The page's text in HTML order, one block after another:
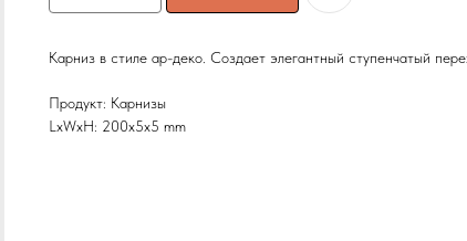
Карниз в стиле ар-деко. Создает элегантный ступенчатый
Продукт: Карнизы
LxWxH: 200x5x5 mm